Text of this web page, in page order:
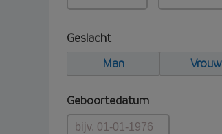
Geslacht
Man
Vrouw
Geboortedatum